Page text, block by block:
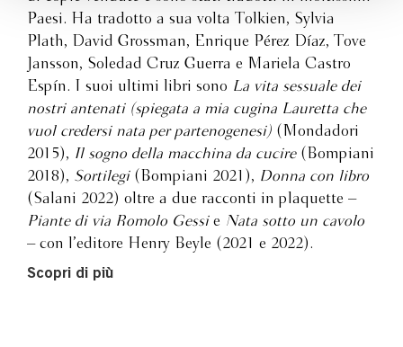
Paesi. Ha tradotto a sua volta Tolkien, Sylvia
Plath, David Grossman, Enrique Pérez Díaz, Tove
Jansson, Soledad Cruz Guerra e Mariela Castro
Espín. I suoi ultimi libri sono La vita sessuale dei
nostri antenati (spiegata a mia cugina Lauretta che
vuol credersi nata per partenogenesi) (Mondadori
2015), Il sogno della macchina da cucire(Bompiani
2018), Sortilegi(Bompiani 2021), Donna con libro
(Salani 2022) oltre a due racconti in plaquette –
Piante di via Romolo Gessie Nata sotto un cavolo
– con l’editore Henry Beyle (2021 e 2022).
Scopri di più